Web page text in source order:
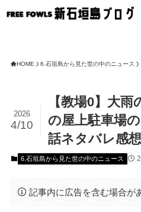
HOME 6.石垣島から見た世の中のニュース
【教場0】大
の屋上駐車場
話ネタバレ感想
2026
4/10
6.石垣島から見た世の中のニュース
記事内に広告を含む場合が